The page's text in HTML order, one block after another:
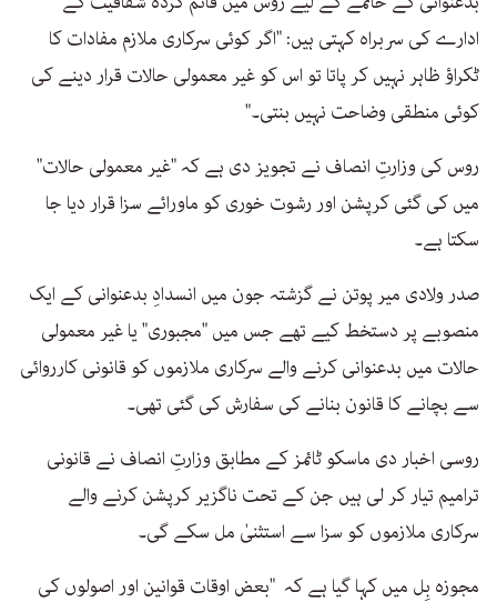
ادارے کی سربراہ کہتی ہیں: "اگر کوئی سرکاری ملازم مفادات کا
ٹکراؤ ظاہر نہیں کر پاتا تو اس کو غیر معمولی حالات قرار دینے کی
کوئی منطقی وضاحت نہیں بنتی۔"
روس کی وزارتِ انصاف نے تجویز دی ہے کہ "غیر معمولی حالات"
میں کی گئی کرپشن اور رشوت خوری کو ماورائے سزا قرار دیا جا
سکتا ہے۔
صدر ولادی میر پوتن نے گزشتہ جون میں انسدادِ بدعنوانی کے ایک
منصوبے پر دستخط کیے تھے جس میں "مجبوری" یا غیر معمولی
حالات میں بدعنوانی کرنے والے سرکاری ملازموں کو قانونی کارروائی
سے بچانے کا قانون بنانے کی سفارش کی گئی تھی۔
روسی اخبار دی ماسکو ٹائمز کے مطابق وزارتِ انصاف نے قانونی
ترامیم تیار کر لی ہیں جن کے تحت ناگزیر کرپشن کرنے والے
سرکاری ملازموں کو سزا سے استثنیٰ مل سکے گی۔
مجوزہ بِل میں کہا گیا ہے کہ "بعض اوقات قوانین اور اصولوں کی